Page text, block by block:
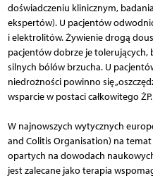
doświadczeniu klinicznym,
ekspertów). U pacjentów
i elektrolitów. Żywienie drogą
pacjentów dobrze je tolerujących,
silnych bólów brzucha. U
niedrożności powinno się
wsparcie w postaci całkowitego ŻP.
W najnowszych wytycznych
and Colitis Organisation) na temat
opartych na dowodach
jest zalecane jako terapia